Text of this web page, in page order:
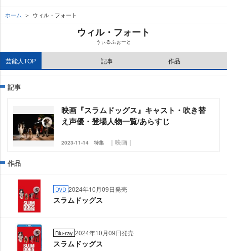
ホーム ウィル・フォート
ウィル・フォート
うぃるふぉーと
芸能人TOP 記事 作品
記事
映画『スラムドッグス』キャスト・吹き替
え声優・登場人物一覧/あらすじ
2023-11-14 特集 ｜映画｜
作品
DVD 2024年10月09日発売
スラムドッグス
Blu-ray 2024年10月09日発売
スラムドッグス